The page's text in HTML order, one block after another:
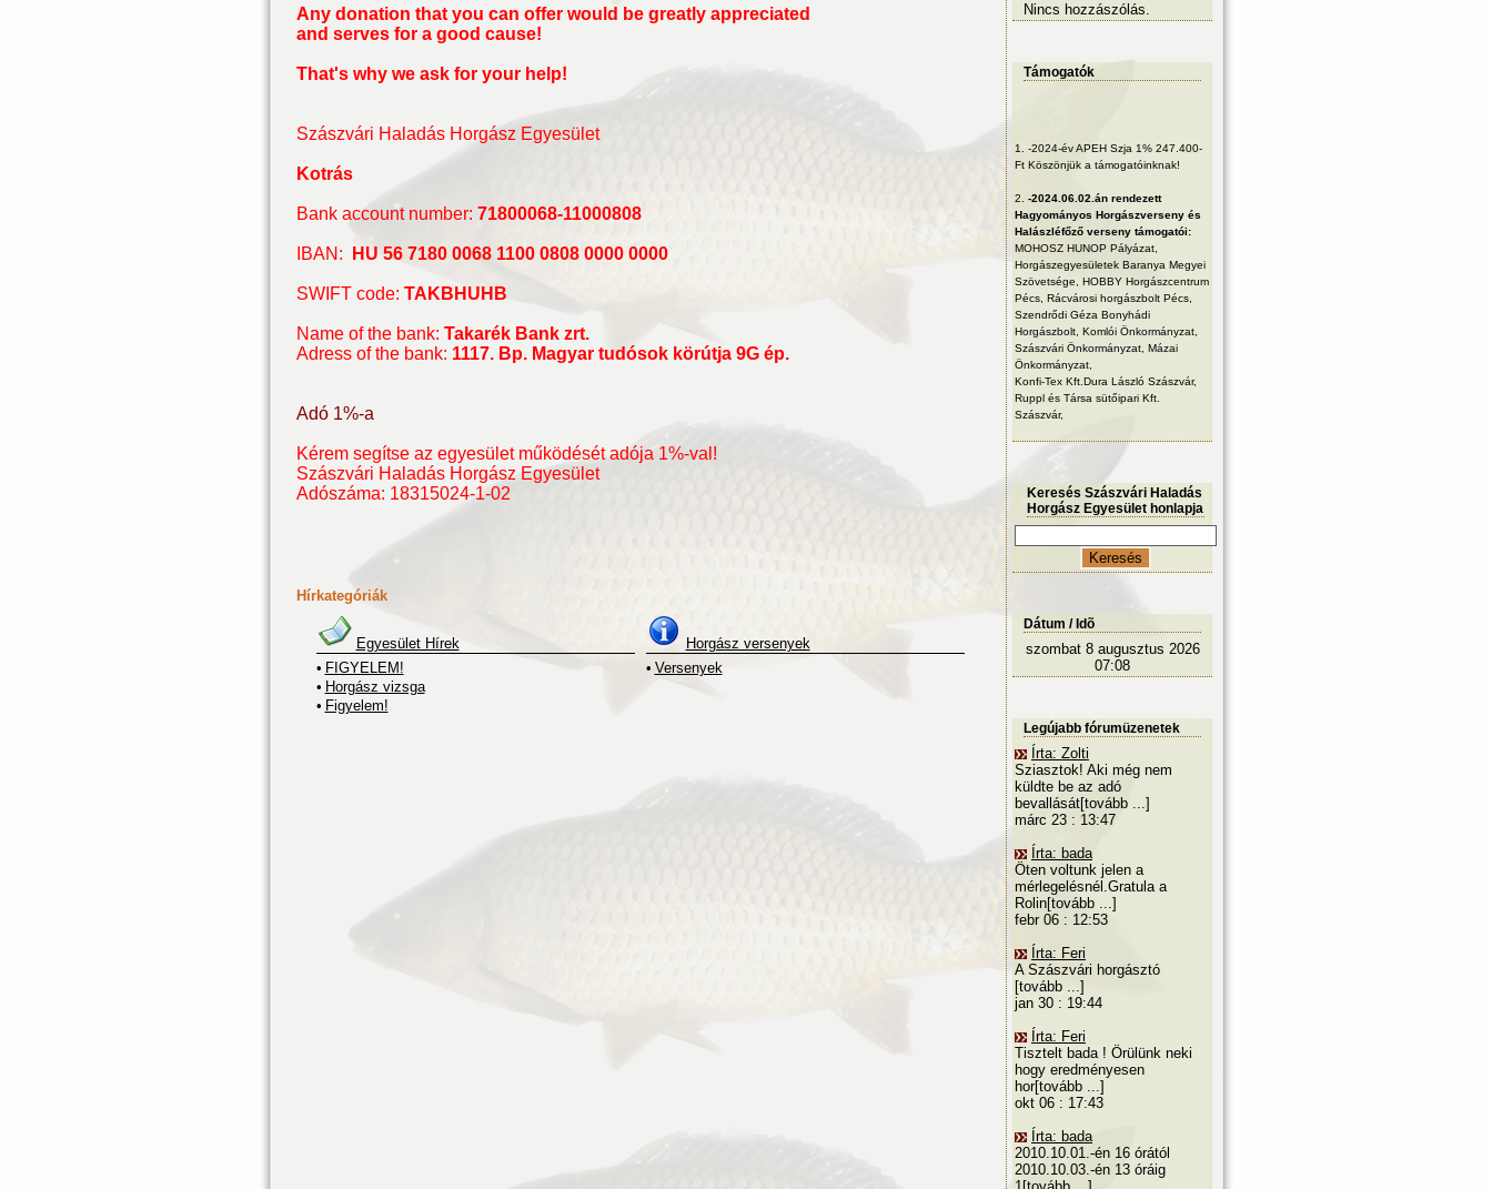
Any donation that you can offer would be greatly appreciated
and serves for a good cause!
That's why we ask for your help!
Szászvári Haladás Horgász Egyesület
Kotrás
Bank account number: 71800068-11000808
IBAN: HU 56 7180 0068 1100 0808 0000 0000
SWIFT code: TAKBHUHB
Name of the bank: Takarék Bank zrt.
Adress of the bank: 1117. Bp. Magyar tudósok körútja 9G ép.
Adó 1%-a
Kérem segítse az egyesület működését adója 1%-val!
Szászvári Haladás Horgász Egyesület
Adószáma: 18315024-1-02
Hírkategóriák
Egyesület Hírek
• FIGYELEM!
• Horgász vizsga
• Figyelem!
Horgász versenyek
• Versenyek
Nincs hozzászólás.
Támogatók
1.
-2024-év APEH Szja 1% 247.400-
Ft Köszönjük a támogatóinknak!
2.
-2024.06.02.án rendezett
Hagyományos Horgászverseny és
Halászléfőző verseny támogatói:
MOHOSZ HUNOP Pályázat,
Horgászegyesületek Baranya Megyei
Szövetsége, HOBBY Horgászcentrum
Pécs, Rácvárosi horgászbolt Pécs,
Szendrődi Géza Bonyhádi
Horgászbolt, Komlói Önkormányzat,
Szászvári Önkormányzat, Mázai
Önkormányzat,
Konfi-Tex Kft.Dura László Szászvár,
Ruppl és Társa sütőipari Kft.
Szászvár,
Keresés Szászvári Haladás
Horgász Egyesület honlapja
Dátum / Idõ
szombat 8 augusztus 2026
07:08
Legújabb fórumüzenetek
Írta: Zolti
Sziasztok! Aki még nem
küldte be az adó
bevallását[tovább ...]
márc 23 : 13:47
Írta: bada
Öten voltunk jelen a
mérlegelésnél.Gratula a
Rolin[tovább ...]
febr 06 : 12:53
Írta: Feri
A Szászvári horgásztó
[tovább ...]
jan 30 : 19:44
Írta: Feri
Tisztelt bada ! Örülünk neki
hogy eredményesen
hor[tovább ...]
okt 06 : 17:43
Írta: bada
2010.10.01.-én 16 órától
2010.10.03.-én 13 óráig